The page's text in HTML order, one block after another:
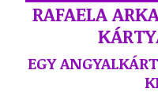
RAFAELA
EGY